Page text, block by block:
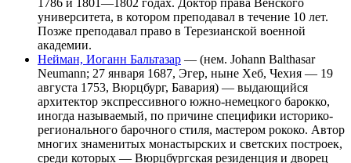
1786 и 1801—1802 годах. Доктор права Венского
университета, в котором преподавал в течение 10 лет.
Позже преподавал право в Терезианской военной
академии.
Нейман, Иоганн Бальтазар — (нем. Johann Balthasar
Neumann; 27 января 1687, Эгер, ныне Хеб, Чехия — 19
августа 1753, Вюрцбург, Бавария) — выдающийся
архитектор экспрессивного южно-немецкого барокко,
иногда называемый, по причине специфики историко-
регионального барочного стиля, мастером рококо. Автор
многих знаменитых монастырских и светских построек,
среди которых — Вюрцбургская резиденция и дворец